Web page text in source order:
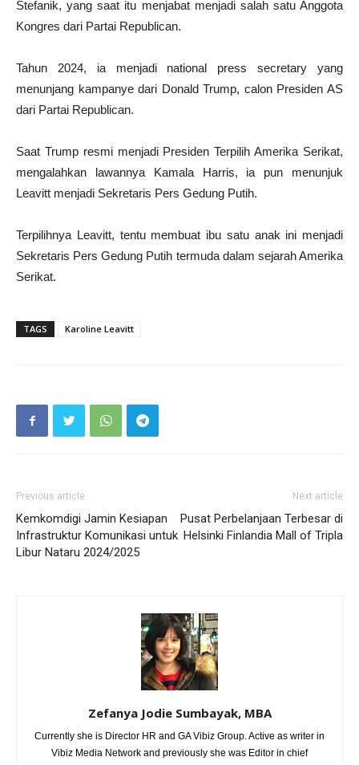
Stefanik, yang saat itu menjabat menjadi salah satu Anggota
Kongres dari Partai Republican.
Tahun 2024, ia menjadi national press secretary yang
menunjang kampanye dari Donald Trump, calon Presiden AS
dari Partai Republican.
Saat Trump resmi menjadi Presiden Terpilih Amerika Serikat,
mengalahkan lawannya Kamala Harris, ia pun menunjuk
Leavitt menjadi Sekretaris Pers Gedung Putih.
Terpilihnya Leavitt, tentu membuat ibu satu anak ini menjadi
Sekretaris Pers Gedung Putih termuda dalam sejarah Amerika
Serikat.
TAGS Karoline Leavitt
Previous article
Kemkomdigi Jamin Kesiapan
Infrastruktur Komunikasi untuk
Libur Nataru 2024/2025
Next article
Pusat Perbelanjaan Terbesar di
Helsinki Finlandia Mall of Tripla
Zefanya Jodie Sumbayak, MBA
Currently she is Director HR and GA Vibiz Group. Active as writer in
Vibiz Media Network and previously she was Editor in chief